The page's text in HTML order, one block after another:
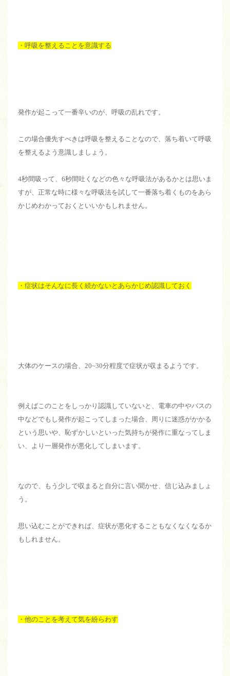
・呼吸を整えることを意識する
発作が起こって一番辛いのが、呼吸の乱れです。
この場合優先すべきは呼吸を整えることなので、落ち着いて呼吸
を整えるよう意識しましょう。
4秒間吸って、6秒間吐くなどの色々な呼吸法があるかとは思いま
すが、正常な時に様々な呼吸法を試して一番落ち着くものをあら
かじめわかっておくといいかもしれません。
・症状はそんなに長く続かないとあらかじめ認識しておく
大体のケースの場合、20~30分程度で症状が収まるようです。
例えばこのことをしっかり認識していないと、電車の中やバスの
中などでもし発作が起こってしまった場合、周りに迷惑がかかる
という思いや、恥ずかしいといった気持ちが発作に重なってしま
い、より一層発作が悪化してしまいます。
なので、もう少しで収まると自分に言い聞かせ、信じ込みましょ
う。
思い込むことができれば、症状が悪化することもなくなくなるか
もしれません。
・他のことを考えて気を紛らわす